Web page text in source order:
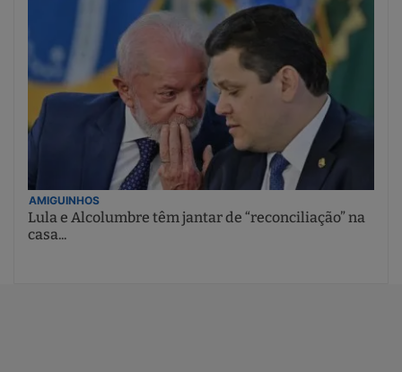
AMIGUINHOS
Lula e Alcolumbre têm jantar de “reconciliação” na
casa...